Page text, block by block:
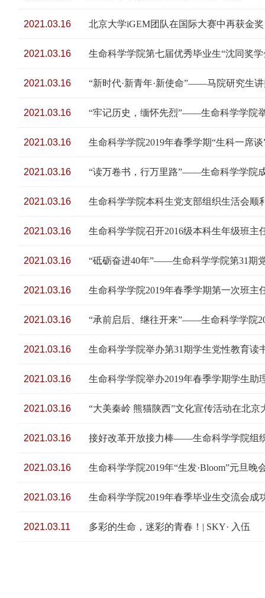
2021.03.16 北京大学iGEM团队在国际大赛中再获金奖
2021.03.16 生命科学学院第七届优秀毕业生“沈同奖
2021.03.16 “新时代·新青年·新使命”——马院研究生
2021.03.16 “牢记历史，缅怀先烈”——生命科学学院
2021.03.16 生命科学学院2019年春季学期“生科一席
2021.03.16 “读万卷书，行万里路”——生命科学学院
2021.03.16 生命科学学院本科生党支部组织生活会顺
2021.03.16 生命科学学院召开2016级本科生年级班主
2021.03.16 “砥砺奋进40年”——生命科学学院第31期
2021.03.16 生命科学学院2019年春季学期第一次班主
2021.03.16 “承前启后、继往开来”——生命科学学院
2021.03.16 生命科学学院举办第31期学生党性教育读
2021.03.16 生命科学学院举办2019年春季学期学生助
2021.03.16 “大美秦岭 熊猫陕西”文化宣传活动在北京
2021.03.16 接好改革开放接力棒——生命科学学院组
2021.03.16 生命科学学院2019年“生发·Bloom”元旦晚
2021.03.16 生命科学学院2019年春季毕业生交流会成
2021.03.11 多彩的生命，迷彩的青春！| SKY· 入伍